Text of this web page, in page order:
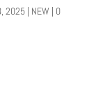
2025| NEW | 0